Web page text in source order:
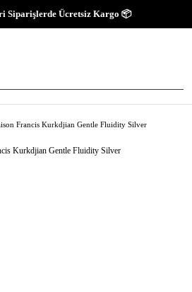
Siparişlerde Ücretsiz Kargo 📦
Francis Kurkdjian Gentle Fluidity Silver